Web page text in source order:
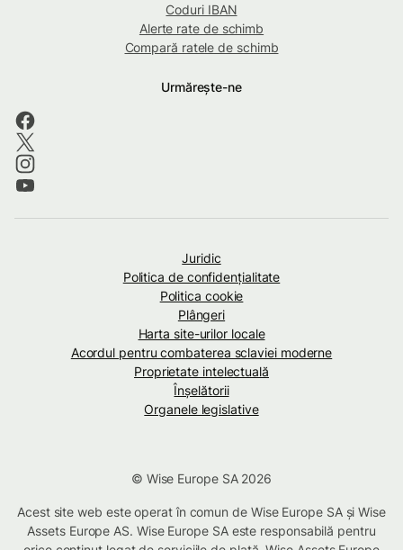
Coduri IBAN
Alerte rate de schimb
Compară ratele de schimb
Urmărește-ne
Juridic
Politica de confidenţialitate
Politica cookie
Plângeri
Harta site-urilor locale
Acordul pentru combaterea sclaviei moderne
Proprietate intelectuală
Înșelătorii
Organele legislative
© Wise Europe SA 2026
Acest site web este operat în comun de Wise Europe SA și Wise
Assets Europe AS. Wise Europe SA este responsabilă pentru